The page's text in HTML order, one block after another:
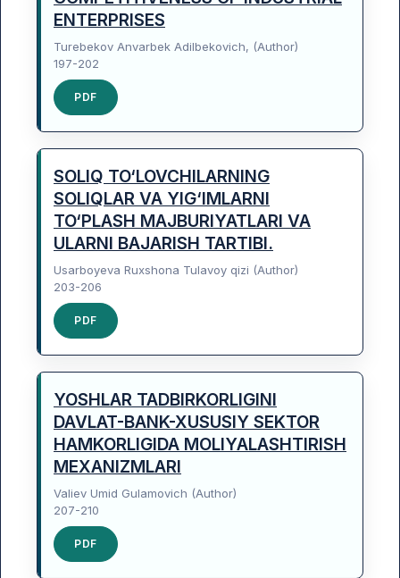
ENTERPRISES
Turebekov Anvarbek Adilbekovich, (Author)
197-202
PDF
SOLIQ TO‘LOVCHILARNING
SOLIQLAR VA YIG‘IMLARNI
TO‘PLASH MAJBURIYATLARI VA
ULARNI BAJARISH TARTIBI.
Usarboyeva Ruxshona Tulavoy qizi (Author)
203-206
PDF
YOSHLAR TADBIRKORLIGINI
DAVLAT-BANK-XUSUSIY SEKTOR
HAMKORLIGIDA MOLIYALASHTIRISH
MEXANIZMLARI
Valiev Umid Gulamovich (Author)
207-210
PDF